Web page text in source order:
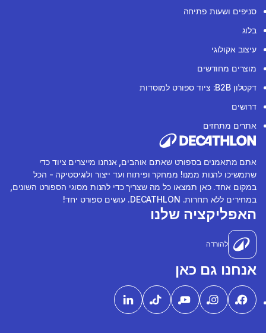
סניפים ושעות פתיחה
בלוג
עיצוב אקולוגי
מוצרים מחודשים
דקטלון B2B: ציוד ספורט למוסדות
דרושים
אתרים מתחזים
אתם מתאמנים בספורט שאתם אוהבים, אנחנו מייצרים ציוד כדי
שתמשיכו להנות ממנו! ממחקר ופיתוח ועד ייצור ולוגיסטיקה - הכל
במקום אחד. כאן תמצאו כל מה שצריך כדי להנות מסוגי הספורט השונים,
במחירים ללא תחרות. DECATHLON. עושים ספורט יחד!
האפליקציה שלנו
להורדה
אנחנו גם כאן